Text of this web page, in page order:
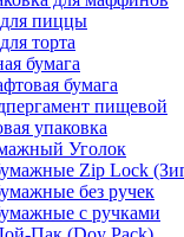
пиццы
торта
бумага
бумага
пищевой
упаковка
Уголок
Zip Lock
без ручек
с ручками